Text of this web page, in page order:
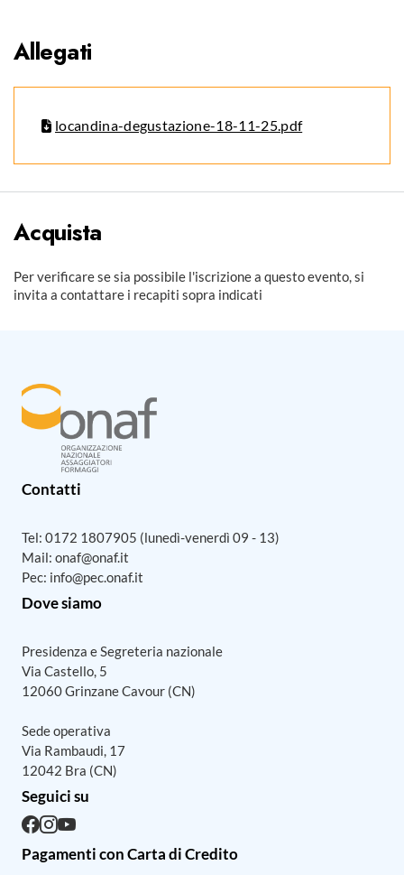
Allegati
locandina-degustazione-18-11-25.pdf
Acquista
Per verificare se sia possibile l'iscrizione a questo evento, si
invita a contattare i recapiti sopra indicati
Contatti
Tel: 0172 1807905 (lunedì-venerdì 09 - 13)
Mail: onaf@onaf.it
Pec: info@pec.onaf.it
Dove siamo
Presidenza e Segreteria nazionale
Via Castello, 5
12060 Grinzane Cavour (CN)
Sede operativa
Via Rambaudi, 17
12042 Bra (CN)
Seguici su
Pagamenti con Carta di Credito